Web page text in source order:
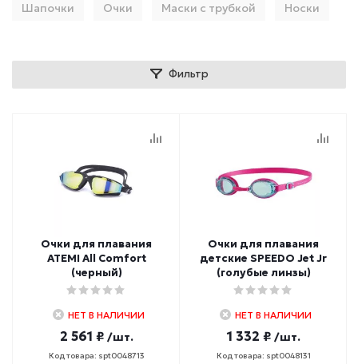
Шапочки Очки Маски с трубкой Носки
Фильтр
Очки для плавания
ATEMI All Comfort
(черный)
НЕТ В НАЛИЧИИ
2 561 ₽ /шт.
Код товара: spt0048713
Очки для плавания
детские SPEEDO Jet Jr
(голубые линзы)
НЕТ В НАЛИЧИИ
1 332 ₽ /шт.
Код товара: spt0048131